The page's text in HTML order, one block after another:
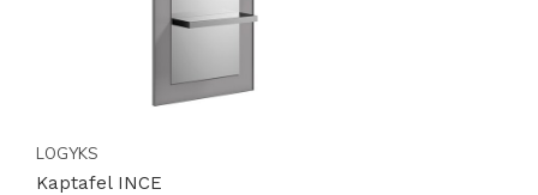
LOGYKS
Kaptafel INCE